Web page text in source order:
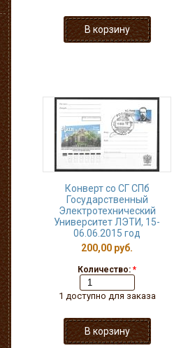
Конверт со СГ СПб
Государственный
Электротехнический
Университет ЛЭТИ, 15-
06.06.2015 год
200,00 руб.
Количество: *
1 доступно для заказа